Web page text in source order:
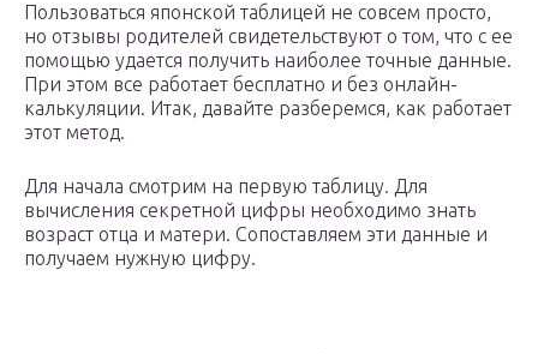
Пользоваться японской таблицей не совсем просто,
но отзывы родителей свидетельствуют о том, что с ее
помощью удается получить наиболее точные данные.
При этом все работает бесплатно и без онлайн-
калькуляции. Итак, давайте разберемся, как работает
этот метод.
Для начала смотрим на первую таблицу. Для
вычисления секретной цифры необходимо знать
возраст отца и матери. Сопоставляем эти данные и
получаем нужную цифру.